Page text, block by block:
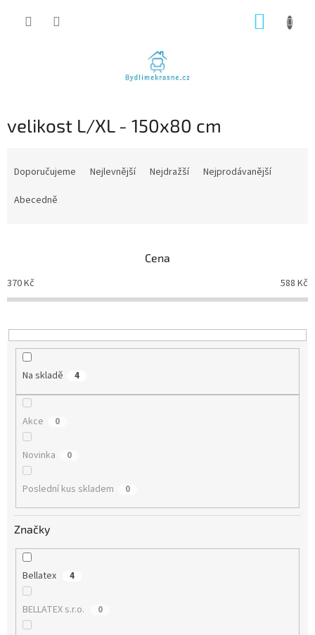
velikost L/XL - 150x80 cm
o
d
k
t
Doporučujeme Nejlevnější Nejdražší
Nejprodávanější
Abecedně
Cena
370Kč 588 Kč
Na skladě 4
Akce 0
Novinka 0
Poslední kus skladem 0
Značky
Bellatex 4
BELLATEX s.r.o. 0